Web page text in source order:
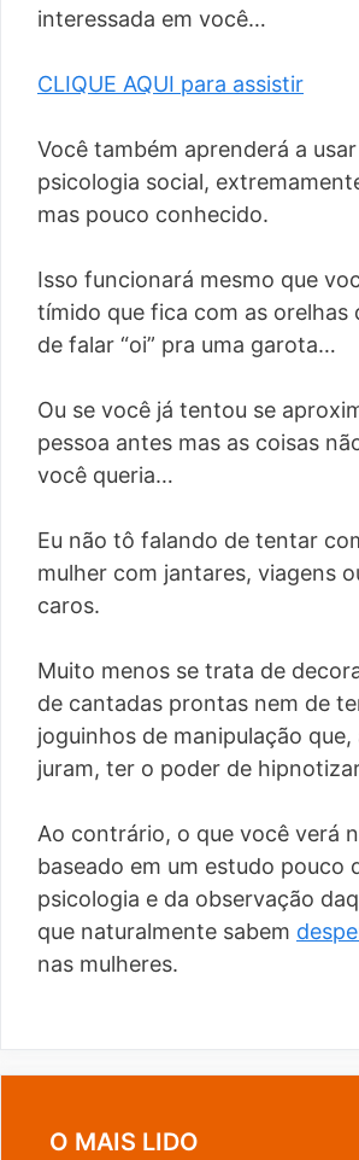
interessada em você…
CLIQUE AQUI para assistir
Você também aprenderá a
psicologia social,
mas pouco conhecido.
Isso funcionará mesmo que
tímido que fica com as orelhas
de falar “oi” pra uma garota…
Ou se você já tentou se
pessoa antes mas as coisas
você queria…
Eu não tô falando de tentar
mulher com jantares, viagens
caros.
Muito menos se trata de
de cantadas prontas nem de
joguinhos de manipulação
juram, ter o poder de
Ao contrário, o que você verá
baseado em um estudo pouco
psicologia e da observação
que naturalmente sabem
nas mulheres.
O MAIS LIDO